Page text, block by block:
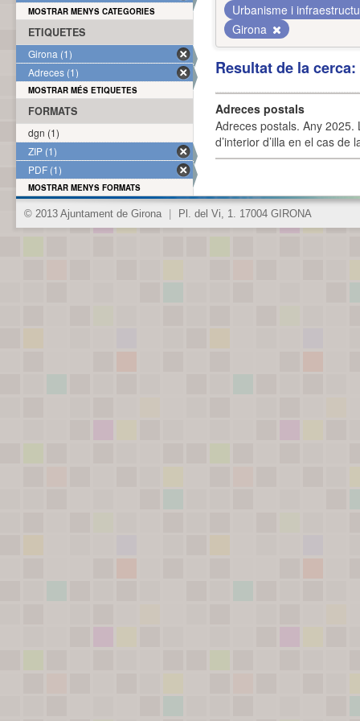
Urbanisme i
Girona
Resultat de la
Adreces postals
Adreces postals. Any 2025.
d’interior d’illa en el cas
MOSTRAR MENYS CATEGORIES
ETIQUETES
Girona (1)
Adreces (1)
MOSTRAR MÉS ETIQUETES
FORMATS
dgn (1)
ZIP (1)
PDF (1)
MOSTRAR MENYS FORMATS
© 2013 Ajuntament de Girona Pl. del Vi, 1. 17004 GIRONA